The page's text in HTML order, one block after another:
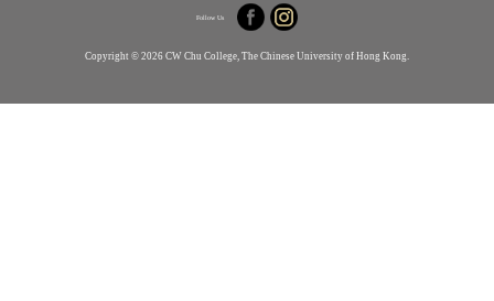
Follow Us
Copyright © 2026 CW Chu College, The Chinese University of Hong Kong.